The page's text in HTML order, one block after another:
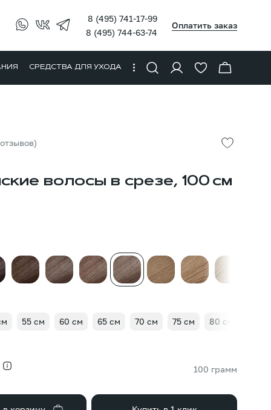
8 (495) 741-17-99
8 (495) 744-63-74
Оплатить заказ
СРЕДСТВА ДЛЯ УХОДА
волосы в срезе, 100 см
55 см 60 см 65 см 70 см 75 см 80 см
100 грамм